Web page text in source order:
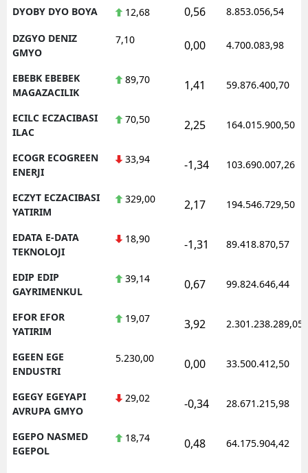
DYOBY DYO BOYA 12,68 0,56 8.853.056,54
DZGYO DENIZ
GMYO
7,10 0,00 4.700.083,98
EBEBK EBEBEK
MAGAZACILIK
89,70 1,41 59.876.400,70
ECILC ECZACIBASI
ILAC
70,50 2,25 164.015.900,50
ECOGR ECOGREEN
ENERJI
33,94 -1,34 103.690.007,26
ECZYT ECZACIBASI
YATIRIM
329,00 2,17 194.546.729,50
EDATA E-DATA
TEKNOLOJI
18,90 -1,31 89.418.870,57
EDIP EDIP
GAYRIMENKUL
39,14 0,67 99.824.646,44
EFOR EFOR
YATIRIM
19,07 3,92 2.301.238.289,05
EGEEN EGE
ENDUSTRI
5.230,00 0,00 33.500.412,50
EGEGY EGEYAPI
AVRUPA GMYO
29,02 -0,34 28.671.215,98
EGEPO NASMED
EGEPOL
18,74 0,48 64.175.904,42